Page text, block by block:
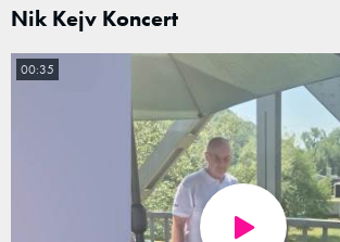
Nik Kejv Koncert
00:35